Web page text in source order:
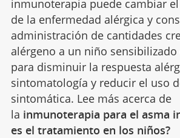
inmunoterapia puede cambiar
de la enfermedad alérgica y
administración de cantidades
alérgeno a un niño
para disminuir la respuesta
sintomatología y reducir el uso
sintomática. Lee más acerca de
la inmunoterapia para el asma
es el tratamiento en los niños?